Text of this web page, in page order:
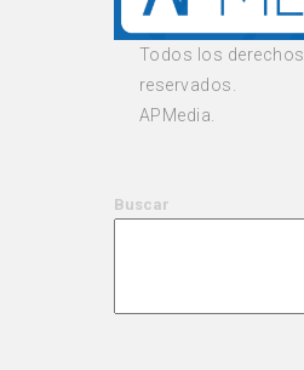
Todos los derechos
reservados.
APMedia.
Buscar